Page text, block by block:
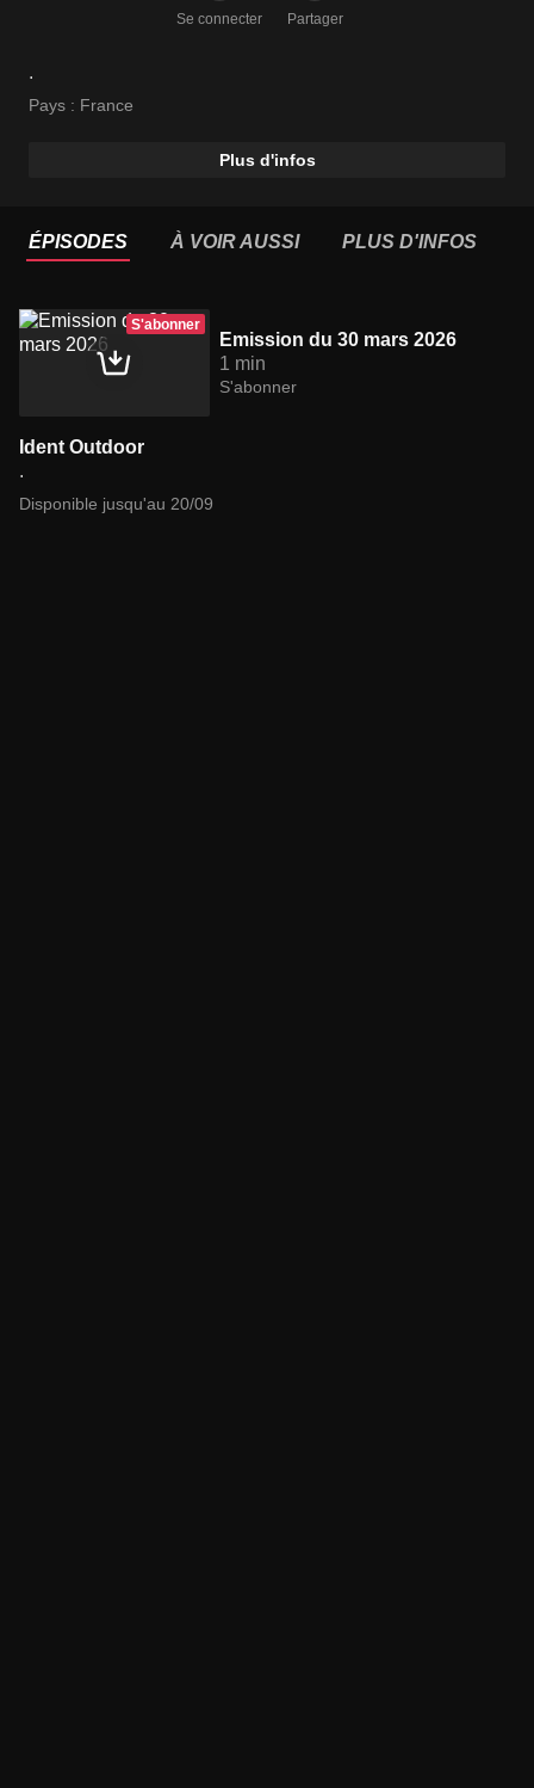
Se connecter Partager
.
Pays : France
Plus d'infos
ÉPISODES À VOIR AUSSI PLUS D'INFOS
S'abonner
Emission du 30 mars 2026
1 min
S'abonner
Ident Outdoor
.
Disponible jusqu'au 20/09